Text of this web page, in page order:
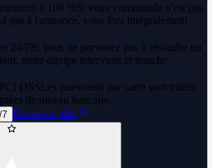
à 100 %Si votre commande n'est pas
pas à l'annonce, vous êtes intégralement
24/7Si vous ne parvenez pas à résoudre un
notre équipe intervient et tranche
DSSLes paiements par carte sont traités
de niveau bancaire.
7 En savoir plus